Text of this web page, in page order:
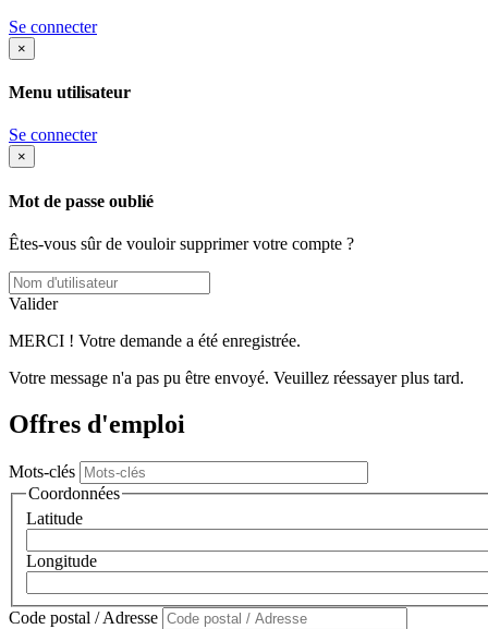
Se connecter
×
Menu utilisateur
Se connecter
×
Mot de passe oublié
Êtes-vous sûr de vouloir supprimer votre compte ?
Valider
MERCI ! Votre demande a été enregistrée.
Votre message n'a pas pu être envoyé. Veuillez réessayer plus tard.
Offres d'emploi
Mots-clés
Coordonnées
Latitude
Longitude
Code postal / Adresse